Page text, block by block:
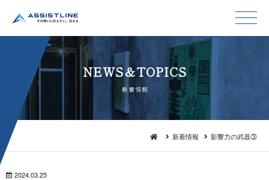
NEWS＆TO P I C S
新 着 情 報
新着情報 影響力の武器③
2024.03.25